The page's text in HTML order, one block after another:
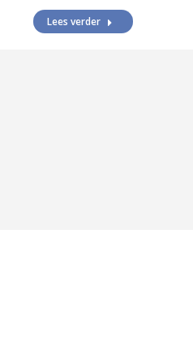
Lees verder